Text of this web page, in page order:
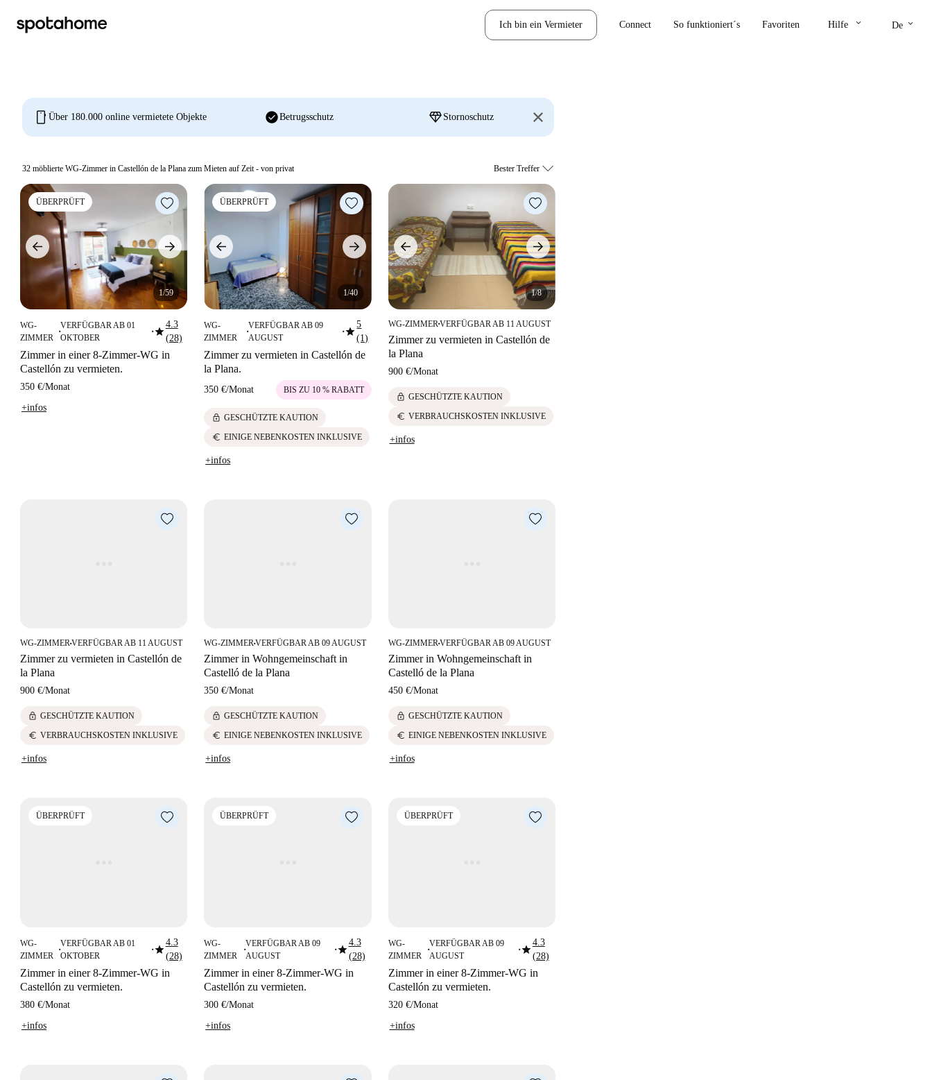
Ich bin ein Vermieter Connect So funktioniert´s Favoriten Hilfe keyboard_arrow_down De keyboard_arrow_down
mobile Über 180.000 online vermietete Objekte check_circleBetrugsschutz diamond Stornoschutz
32 möblierte WG-Zimmer in Castellón de la Plana zum Mieten auf Zeit - von privat
ÜBERPRÜFT
1/59
WG-
ZIMMER
■
VERFÜGBAR AB 01
OKTOBER
■star4.3
(28)
Zimmer in einer 8-Zimmer-WG in
Castellón zu vermieten.
350 €/Monat
+infos
ÜBERPRÜFT
1/40
WG-
ZIMMER
■
VERFÜGBAR AB 09
AUGUST
■star5
(1)
Zimmer zu vermieten in Castellón de
la Plana.
350 €/Monat BIS ZU 10 % RABATT
lock GESCHÜTZTE KAUTION
euro EINIGE NEBENKOSTEN INKLUSIVE
+infos
1/8
WG-ZIMMER■VERFÜGBAR AB 11 AUGUST
Zimmer zu vermieten in Castellón de
la Plana
900 €/Monat
lock GESCHÜTZTE KAUTION
euro VERBRAUCHSKOSTEN INKLUSIVE
+infos
WG-ZIMMER■VERFÜGBAR AB 11 AUGUST
Zimmer zu vermieten in Castellón de
la Plana
900 €/Monat
lock GESCHÜTZTE KAUTION
euro VERBRAUCHSKOSTEN INKLUSIVE
+infos
WG-ZIMMER■VERFÜGBAR AB 09 AUGUST
Zimmer in Wohngemeinschaft in
Castelló de la Plana
350 €/Monat
lock GESCHÜTZTE KAUTION
euro EINIGE NEBENKOSTEN INKLUSIVE
+infos
WG-ZIMMER■VERFÜGBAR AB 09 AUGUST
Zimmer in Wohngemeinschaft in
Castelló de la Plana
450 €/Monat
lock GESCHÜTZTE KAUTION
euro EINIGE NEBENKOSTEN INKLUSIVE
+infos
ÜBERPRÜFT
WG-
ZIMMER
■
VERFÜGBAR AB 01
OKTOBER
■star4.3
(28)
Zimmer in einer 8-Zimmer-WG in
Castellón zu vermieten.
380 €/Monat
+infos
ÜBERPRÜFT
WG-
ZIMMER
■
VERFÜGBAR AB 09
AUGUST
■star4.3
(28)
Zimmer in einer 8-Zimmer-WG in
Castellón zu vermieten.
300 €/Monat
+infos
ÜBERPRÜFT
WG-
ZIMMER
■
VERFÜGBAR AB 09
AUGUST
■star4.3
(28)
Zimmer in einer 8-Zimmer-WG in
Castellón zu vermieten.
320 €/Monat
+infos